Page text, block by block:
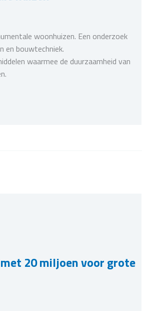
woonhuizen. Een onderzoek
en bouwtechniek.
waarmee de duurzaamheid van
20 miljoen voor grote